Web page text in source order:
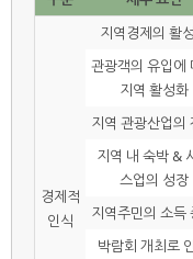
경제적
인식
지역경제의 활
관광객의 유입에
지역 활성화
지역 관광산업의
지역 내 숙박 &
스업의 성장
지역주민의 소득
박람회 개최로